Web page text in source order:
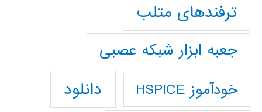
ترفندهای متلب
جعبه ابزار شبکه عصبی
خودآموز HSPICE دانلود